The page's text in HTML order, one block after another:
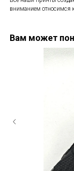
вниманием относимся
Вам может